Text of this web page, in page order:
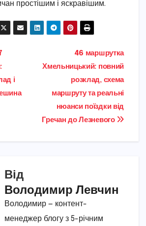
простішим і яскравішим.
46 маршрутка
Хмельницький: повний
розклад, схема
маршруту та реальні
нюанси поїздки від
Гречан до Лезневого
і
Від
Володимир Левчин
Володимир — контент-
менеджер блогу з 5-річним